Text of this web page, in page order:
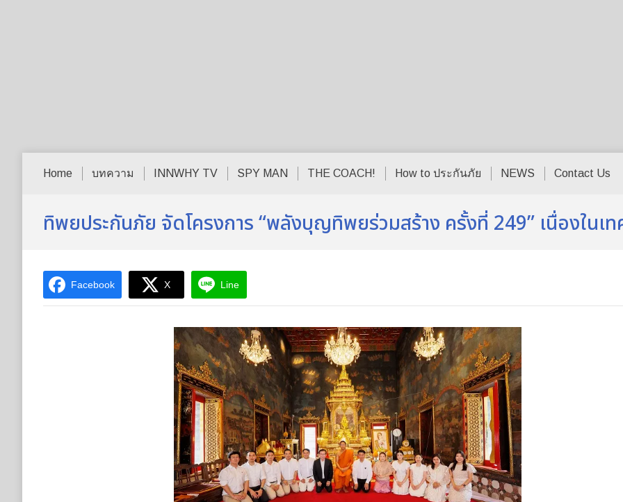
Home บทความ INNWHY TV SPY MAN THE COACH! How to ประกันภัย NEWS Contact Us
ทิพยประกันภัย จัดโครงการ “พลังบุญทิพยร่วมสร้าง ครั้งที่ 249” เนื่องในเท
Facebook X Line